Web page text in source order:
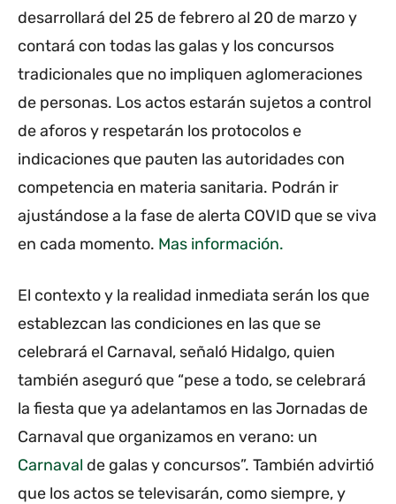
desarrollará del 25 de febrero al 20 de marzo y
contará con todas las galas y los concursos
tradicionales que no impliquen aglomeraciones
de personas. Los actos estarán sujetos a control
de aforos y respetarán los protocolos e
indicaciones que pauten las autoridades con
competencia en materia sanitaria. Podrán ir
ajustándose a la fase de alerta COVID que se viva
en cada momento. Mas información.
El contexto y la realidad inmediata serán los que
establezcan las condiciones en las que se
celebrará el Carnaval, señaló Hidalgo, quien
también aseguró que “pese a todo, se celebrará
la fiesta que ya adelantamos en las Jornadas de
Carnaval que organizamos en verano: un
Carnaval de galas y concursos”. También advirtió
que los actos se televisarán, como siempre, y